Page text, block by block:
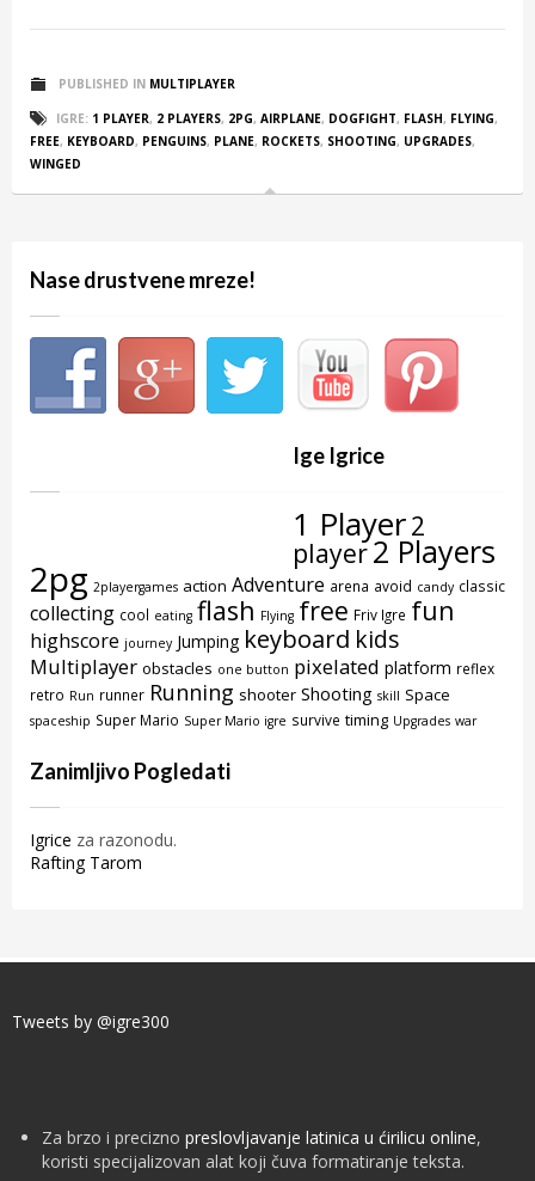
PUBLISHED IN MULTIPLAYER
IGRE: 1 PLAYER, 2 PLAYERS, 2PG, AIRPLANE, DOGFIGHT, FLASH, FLYING,
FREE, KEYBOARD, PENGUINS, PLANE, ROCKETS, SHOOTING, UPGRADES,
WINGED
Nase drustvene mreze!
Ige Igrice
1 Player2
player2 Players
2pg 2playergames action Adventure arena avoid candy classic
collecting cool eating flash Flying free Friv Igre fun
highscore journey Jumping keyboard kids
Multiplayer obstacles one button pixelated platform reflex
retro Run runner Running shooter Shooting skill Space
spaceship Super Mario Super Mario igre survive timing Upgrades war
Zanimljivo Pogledati
Igrice za razonodu.
Rafting Tarom
Tweets by @igre300
Za brzo i precizno preslovljavanje latinica u ćirilicu online,
koristi specijalizovan alat koji čuva formatiranje teksta.